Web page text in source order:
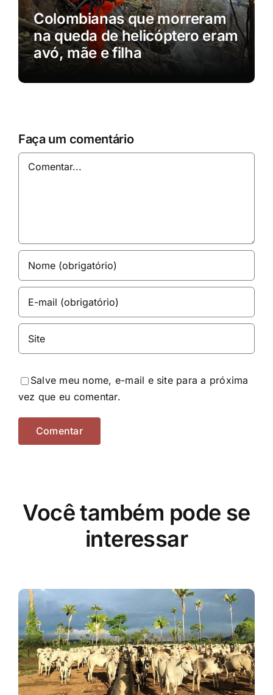
Colombianas que morreram
na queda de helicóptero eram
avó, mãe e filha
Faça um comentário
Comentar
Salve meu nome, e-mail e site para a próxima
vez que eu comentar.
Você também pode se
interessar